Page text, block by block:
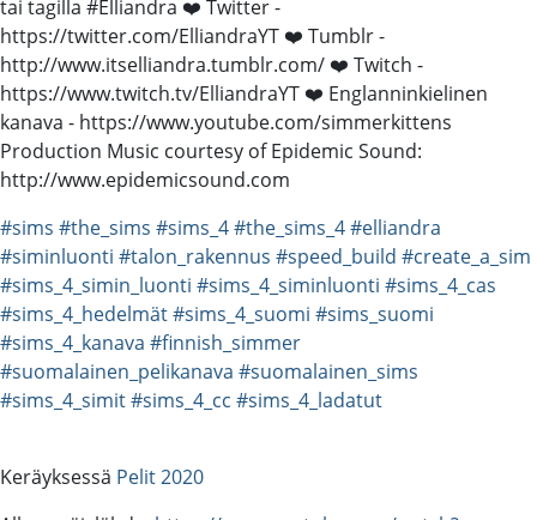
tai tagilla #Elliandra ❤️ Twitter -
https://twitter.com/ElliandraYT ❤️ Tumblr -
http://www.itselliandra.tumblr.com/ ❤️ Twitch -
https://www.twitch.tv/ElliandraYT ❤️ Englanninkielinen
kanava - https://www.youtube.com/simmerkittens
Production Music courtesy of Epidemic Sound:
http://www.epidemicsound.com
#sims #the_sims #sims_4#the_sims_4#elliandra
#siminluonti #talon_rakennus #speed_build #create_a_sim
#sims_4_simin_luonti #sims_4_siminluonti #sims_4_cas
#sims_4_hedelmät#sims_4_suomi #sims_suomi
#sims_4_kanava #finnish_simmer
#suomalainen_pelikanava #suomalainen_sims
#sims_4_simit#sims_4_cc #sims_4_ladatut
Keräyksessä Pelit 2020